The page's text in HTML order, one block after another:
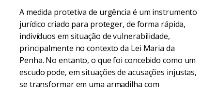
A medida protetiva de urgência é um instrumento
jurídico criado para proteger, de forma rápida,
indivíduos em situação de vulnerabilidade,
principalmente no contexto da Lei Maria da
Penha. No entanto, o que foi concebido como um
escudo pode, em situações de acusações injustas,
se transformar em uma armadilha com